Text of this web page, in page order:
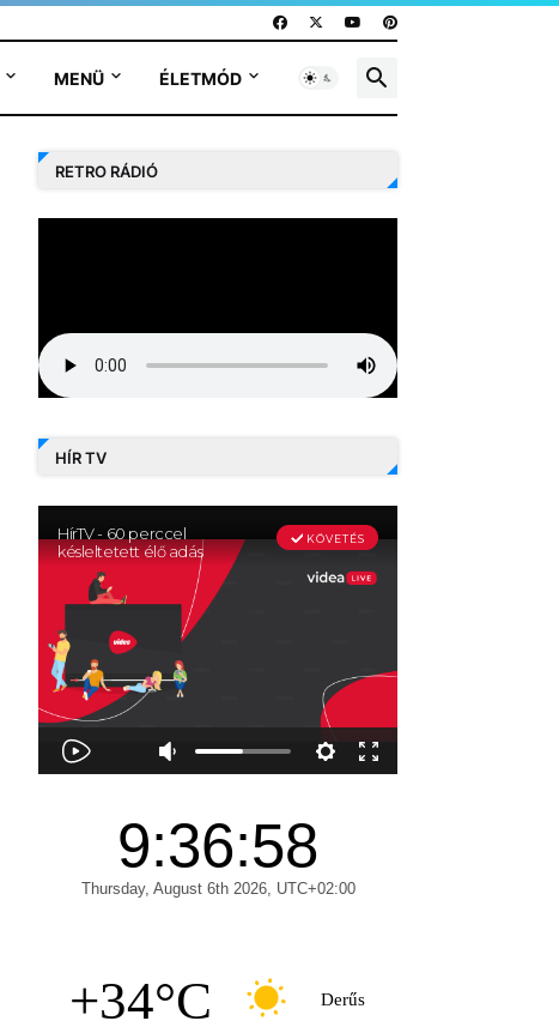
MENÜ ÉLETMÓD
RETRO RÁDIÓ
HÍR TV
+34°C Derűs